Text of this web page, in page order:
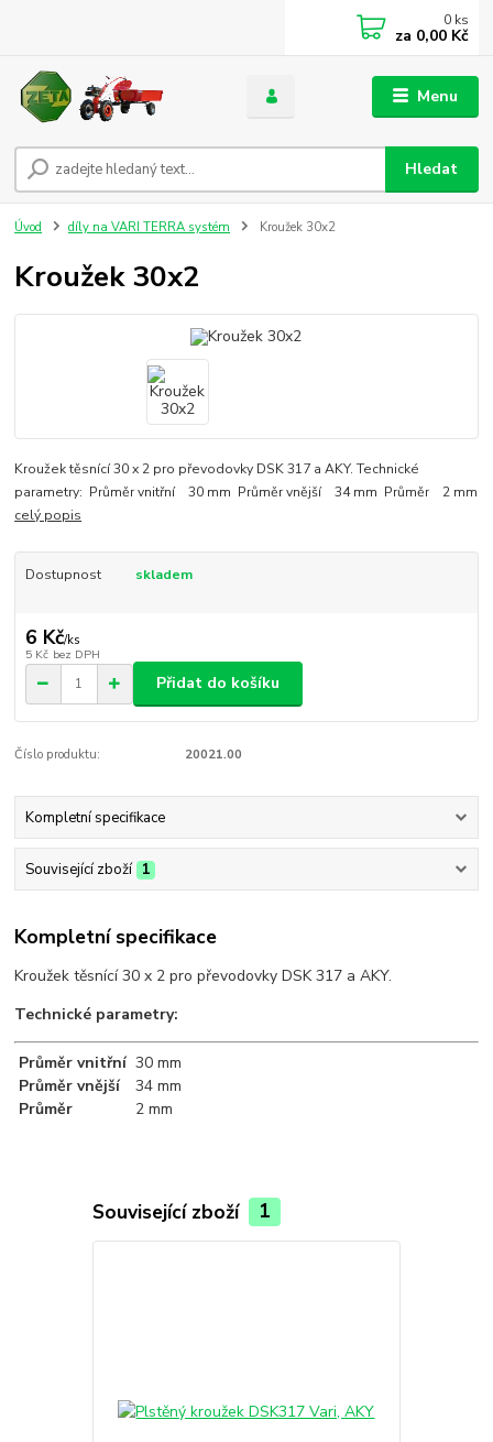
Menu
Hledat
0 ks
za 0,00 Kč
Úvod díly na VARI TERRA systém Kroužek 30x2
Kroužek 30x2
Kroužek těsnící 30 x 2 pro převodovky DSK 317 a AKY. Technické
parametry: Průměr vnitřní 30 mm Průměr vnější 34 mm Průměr 2 mm
celý popis
Dostupnost skladem
6 Kč/ks
5 Kč bez DPH
Přidat do košíku
Číslo produktu: 20021.00
Kompletní specifikace
Související zboží 1
Kompletní specifikace
Kroužek těsnící 30 x 2 pro převodovky DSK 317 a AKY.
Technické parametry:
Průměr vnitřní 30 mm
Průměr vnější
34 mm
Průměr
2 mm
Související zboží 1